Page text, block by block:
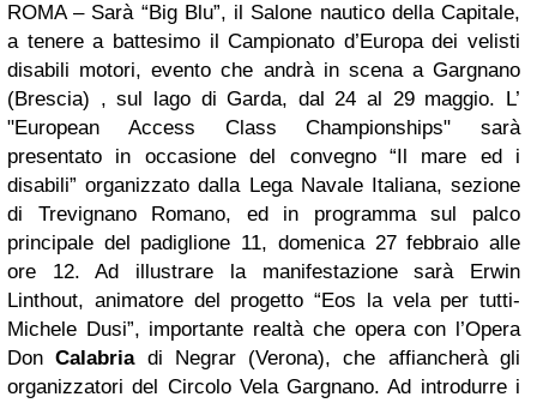
ROMA – Sarà “Big Blu”, il Salone nautico della Capitale,
a tenere a battesimo il Campionato d’Europa dei velisti
disabili motori, evento che andrà in scena a Gargnano
(Brescia) , sul lago di Garda, dal 24 al 29 maggio. L’
"European Access Class Championships" sarà
presentato in occasione del convegno “Il mare ed i
disabili” organizzato dalla Lega Navale Italiana, sezione
di Trevignano Romano, ed in programma sul palco
principale del padiglione 11, domenica 27 febbraio alle
ore 12. Ad illustrare la manifestazione sarà Erwin
Linthout, animatore del progetto “Eos la vela per tutti-
Michele Dusi”, importante realtà che opera con l’Opera
DonCalabriadi Negrar (Verona), che affiancherà gli
organizzatori del Circolo Vela Gargnano. Ad introdurre i